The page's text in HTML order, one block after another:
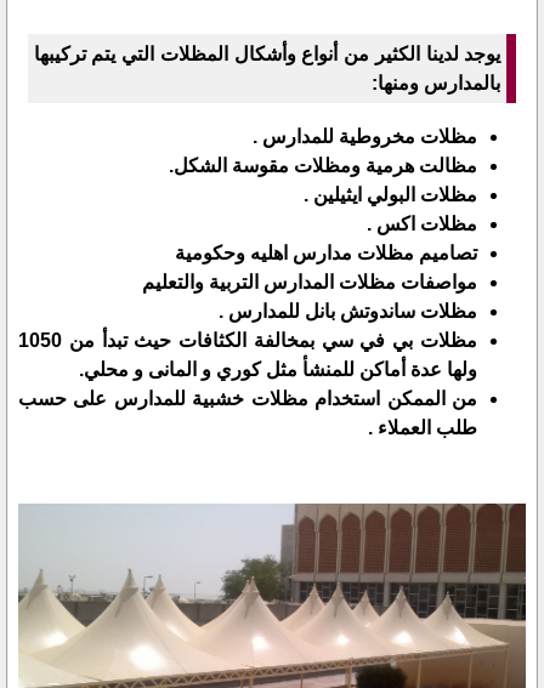
يوجد لدينا الكثير من أنواع وأشكال المظلات التي يتم تركيبها
بالمدارس ومنها:
مظلات مخروطية للمدارس .
مظالت هرمية ومظلات مقوسة الشكل.
مظلات البولي ايثيلين .
مظلات اكس .
تصاميم مظلات مدارس اهليه وحكومية
مواصفات مظلات المدارس التربية والتعليم
مظلات ساندوتش بانل للمدارس .
مظلات بي في سي بمخالفة الكثافات حيث تبدأ من 1050
ولها عدة أماكن للمنشأ مثل كوري و المانى و محلي.
من الممكن استخدام مظلات خشبية للمدارس على حسب
طلب العملاء .